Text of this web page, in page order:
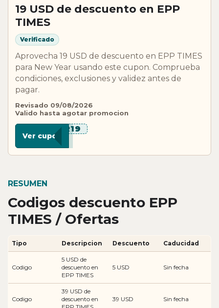
19 USD de descuento en EPP
TIMES
Verificado
Aprovecha 19 USD de descuento en EPP TIMES
para New Year usando este cupon. Comprueba
condiciones, exclusiones y validez antes de
pagar.
Revisado 09/08/2026
Valido hasta agotar promocion
***R19
Ver cupon
RESUMEN
Codigos descuento EPP
TIMES / Ofertas
Tipo Descripcion Descuento Caducidad
Codigo
5 USD de
descuento en
EPP TIMES
5 USD Sin fecha
Codigo
39 USD de
descuento en
39 USD Sin fecha